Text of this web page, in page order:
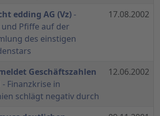
edding AG (Vz)-
Pfiffe auf der
des einstigen
17.08.2002
Geschäftszahlen
- Finanzkrise in
schlägt negativ durch
12.06.2002